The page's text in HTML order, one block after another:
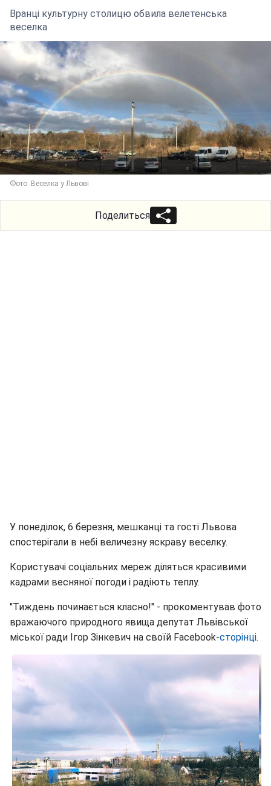
Вранці культурну столицю обвила велетенська
веселка
Фото: Веселка у Львові
Поделиться
У понеділок, 6 березня, мешканці та гості Львова
спостерігали в небі величезну яскраву веселку.
Користувачі соціальних мереж діляться красивими
кадрами весняної погоди і радіють теплу.
"Тиждень починається класно!" - прокоментував фото
вражаючого природного явища депутат Львівської
міської ради Ігор Зінкевич на своїй Facebook-сторінці.